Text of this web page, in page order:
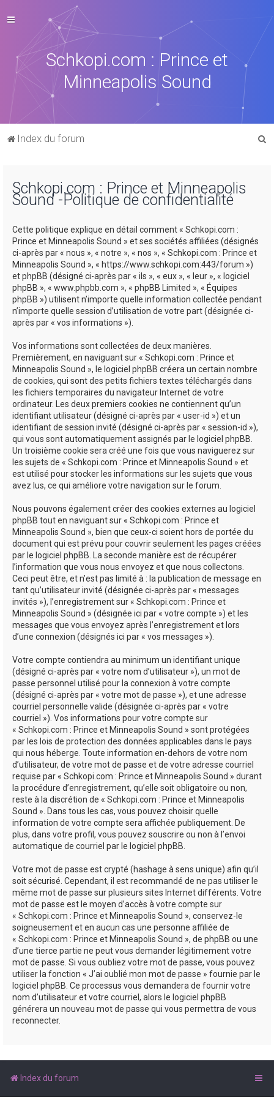
Schkopi.com : Prince et
Minneapolis Sound
Index du forum
Schkopi.com : Prince et Minneapolis
Sound -Politique de confidentialité
Cette politique explique en détail comment « Schkopi.com :
Prince et Minneapolis Sound » et ses sociétés affiliées (désignés
ci-après par « nous », « notre », « nos », « Schkopi.com : Prince et
Minneapolis Sound », « https://www.schkopi.com:443/forum »)
et phpBB (désigné ci-après par « ils », « eux », « leur », « logiciel
phpBB », « www.phpbb.com », « phpBB Limited », « Équipes
phpBB ») utilisent n’importe quelle information collectée pendant
n’importe quelle session d’utilisation de votre part (désignée ci-
après par « vos informations »).
Vos informations sont collectées de deux manières.
Premièrement, en naviguant sur « Schkopi.com : Prince et
Minneapolis Sound », le logiciel phpBB créera un certain nombre
de cookies, qui sont des petits fichiers textes téléchargés dans
les fichiers temporaires du navigateur Internet de votre
ordinateur. Les deux premiers cookies ne contiennent qu’un
identifiant utilisateur (désigné ci-après par « user-id ») et un
identifiant de session invité (désigné ci-après par « session-id »),
qui vous sont automatiquement assignés par le logiciel phpBB.
Un troisième cookie sera créé une fois que vous naviguerez sur
les sujets de « Schkopi.com : Prince et Minneapolis Sound » et
est utilisé pour stocker les informations sur les sujets que vous
avez lus, ce qui améliore votre navigation sur le forum.
Nous pouvons également créer des cookies externes au logiciel
phpBB tout en naviguant sur « Schkopi.com : Prince et
Minneapolis Sound », bien que ceux-ci soient hors de portée du
document qui est prévu pour couvrir seulement les pages créées
par le logiciel phpBB. La seconde manière est de récupérer
l’information que vous nous envoyez et que nous collectons.
Ceci peut être, et n’est pas limité à : la publication de message en
tant qu’utilisateur invité (désignée ci-après par « messages
invités »), l’enregistrement sur « Schkopi.com : Prince et
Minneapolis Sound » (désignée ici par « votre compte ») et les
messages que vous envoyez après l’enregistrement et lors
d’une connexion (désignés ici par « vos messages »).
Votre compte contiendra au minimum un identifiant unique
(désigné ci-après par « votre nom d’utilisateur »), un mot de
passe personnel utilisé pour la connexion à votre compte
(désigné ci-après par « votre mot de passe »), et une adresse
courriel personnelle valide (désignée ci-après par « votre
courriel »). Vos informations pour votre compte sur
« Schkopi.com : Prince et Minneapolis Sound » sont protégées
par les lois de protection des données applicables dans le pays
qui nous héberge. Toute information en-dehors de votre nom
d’utilisateur, de votre mot de passe et de votre adresse courriel
requise par « Schkopi.com : Prince et Minneapolis Sound » durant
la procédure d’enregistrement, qu’elle soit obligatoire ou non,
reste à la discrétion de « Schkopi.com : Prince et Minneapolis
Sound ». Dans tous les cas, vous pouvez choisir quelle
information de votre compte sera affichée publiquement. De
plus, dans votre profil, vous pouvez souscrire ou non à l’envoi
automatique de courriel par le logiciel phpBB.
Votre mot de passe est crypté (hashage à sens unique) afin qu’il
soit sécurisé. Cependant, il est recommandé de ne pas utiliser le
même mot de passe sur plusieurs sites Internet différents. Votre
mot de passe est le moyen d’accès à votre compte sur
« Schkopi.com : Prince et Minneapolis Sound », conservez-le
soigneusement et en aucun cas une personne affiliée de
« Schkopi.com : Prince et Minneapolis Sound », de phpBB ou une
d’une tierce partie ne peut vous demander légitimement votre
mot de passe. Si vous oubliez votre mot de passe, vous pouvez
utiliser la fonction « J’ai oublié mon mot de passe » fournie par le
logiciel phpBB. Ce processus vous demandera de fournir votre
nom d’utilisateur et votre courriel, alors le logiciel phpBB
générera un nouveau mot de passe qui vous permettra de vous
reconnecter.
Index du forum